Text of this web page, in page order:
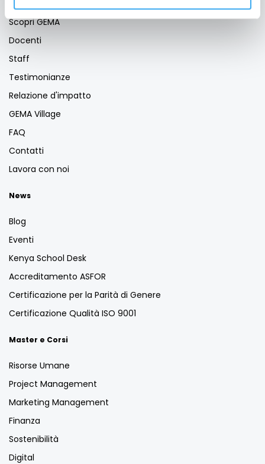
Scopri GEMA
Docenti
Staff
Testimonianze
Relazione d'impatto
GEMA Village
FAQ
Contatti
Lavora con noi
News
Blog
Eventi
Kenya School Desk
Accreditamento ASFOR
Certificazione per la Parità di Genere
Certificazione Qualità ISO 9001
Master e Corsi
Risorse Umane
Project Management
Marketing Management
Finanza
Sostenibilità
Digital